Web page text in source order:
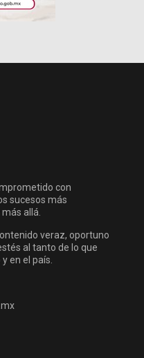
con
sucesos más
allá.
veraz, oportuno
al tanto de lo que
y en el país.